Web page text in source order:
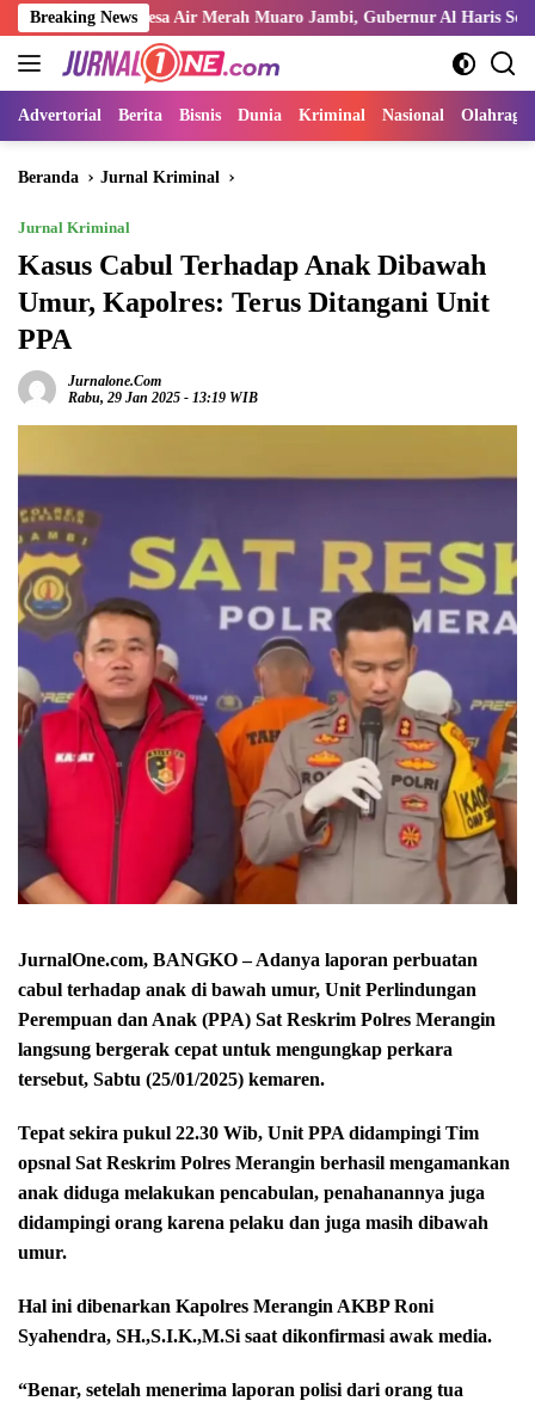
Langsung
ke
konten
Breaking News
di Desa Air Merah Muaro Jambi, Gubernur Al Haris Serukan Ulama
Advertorial Berita Bisnis Dunia Kriminal Nasional Olahraga
Beranda Jurnal Kriminal
Jurnal Kriminal
Kasus Cabul Terhadap Anak Dibawah
Umur, Kapolres: Terus Ditangani Unit
PPA
Jurnalone.com
Rabu, 29 Jan 2025 - 13:19 WIB
JurnalOne.com, BANGKO – Adanya laporan perbuatan
cabul terhadap anak di bawah umur, Unit Perlindungan
Perempuan dan Anak (PPA) Sat Reskrim Polres Merangin
langsung bergerak cepat untuk mengungkap perkara
tersebut, Sabtu (25/01/2025) kemaren.
Tepat sekira pukul 22.30 Wib, Unit PPA didampingi Tim
opsnal Sat Reskrim Polres Merangin berhasil mengamankan
anak diduga melakukan pencabulan, penahanannya juga
didampingi orang karena pelaku dan juga masih dibawah
umur.
Hal ini dibenarkan Kapolres Merangin AKBP Roni
Syahendra, SH.,S.I.K.,M.Si saat dikonfirmasi awak media.
“Benar, setelah menerima laporan polisi dari orang tua